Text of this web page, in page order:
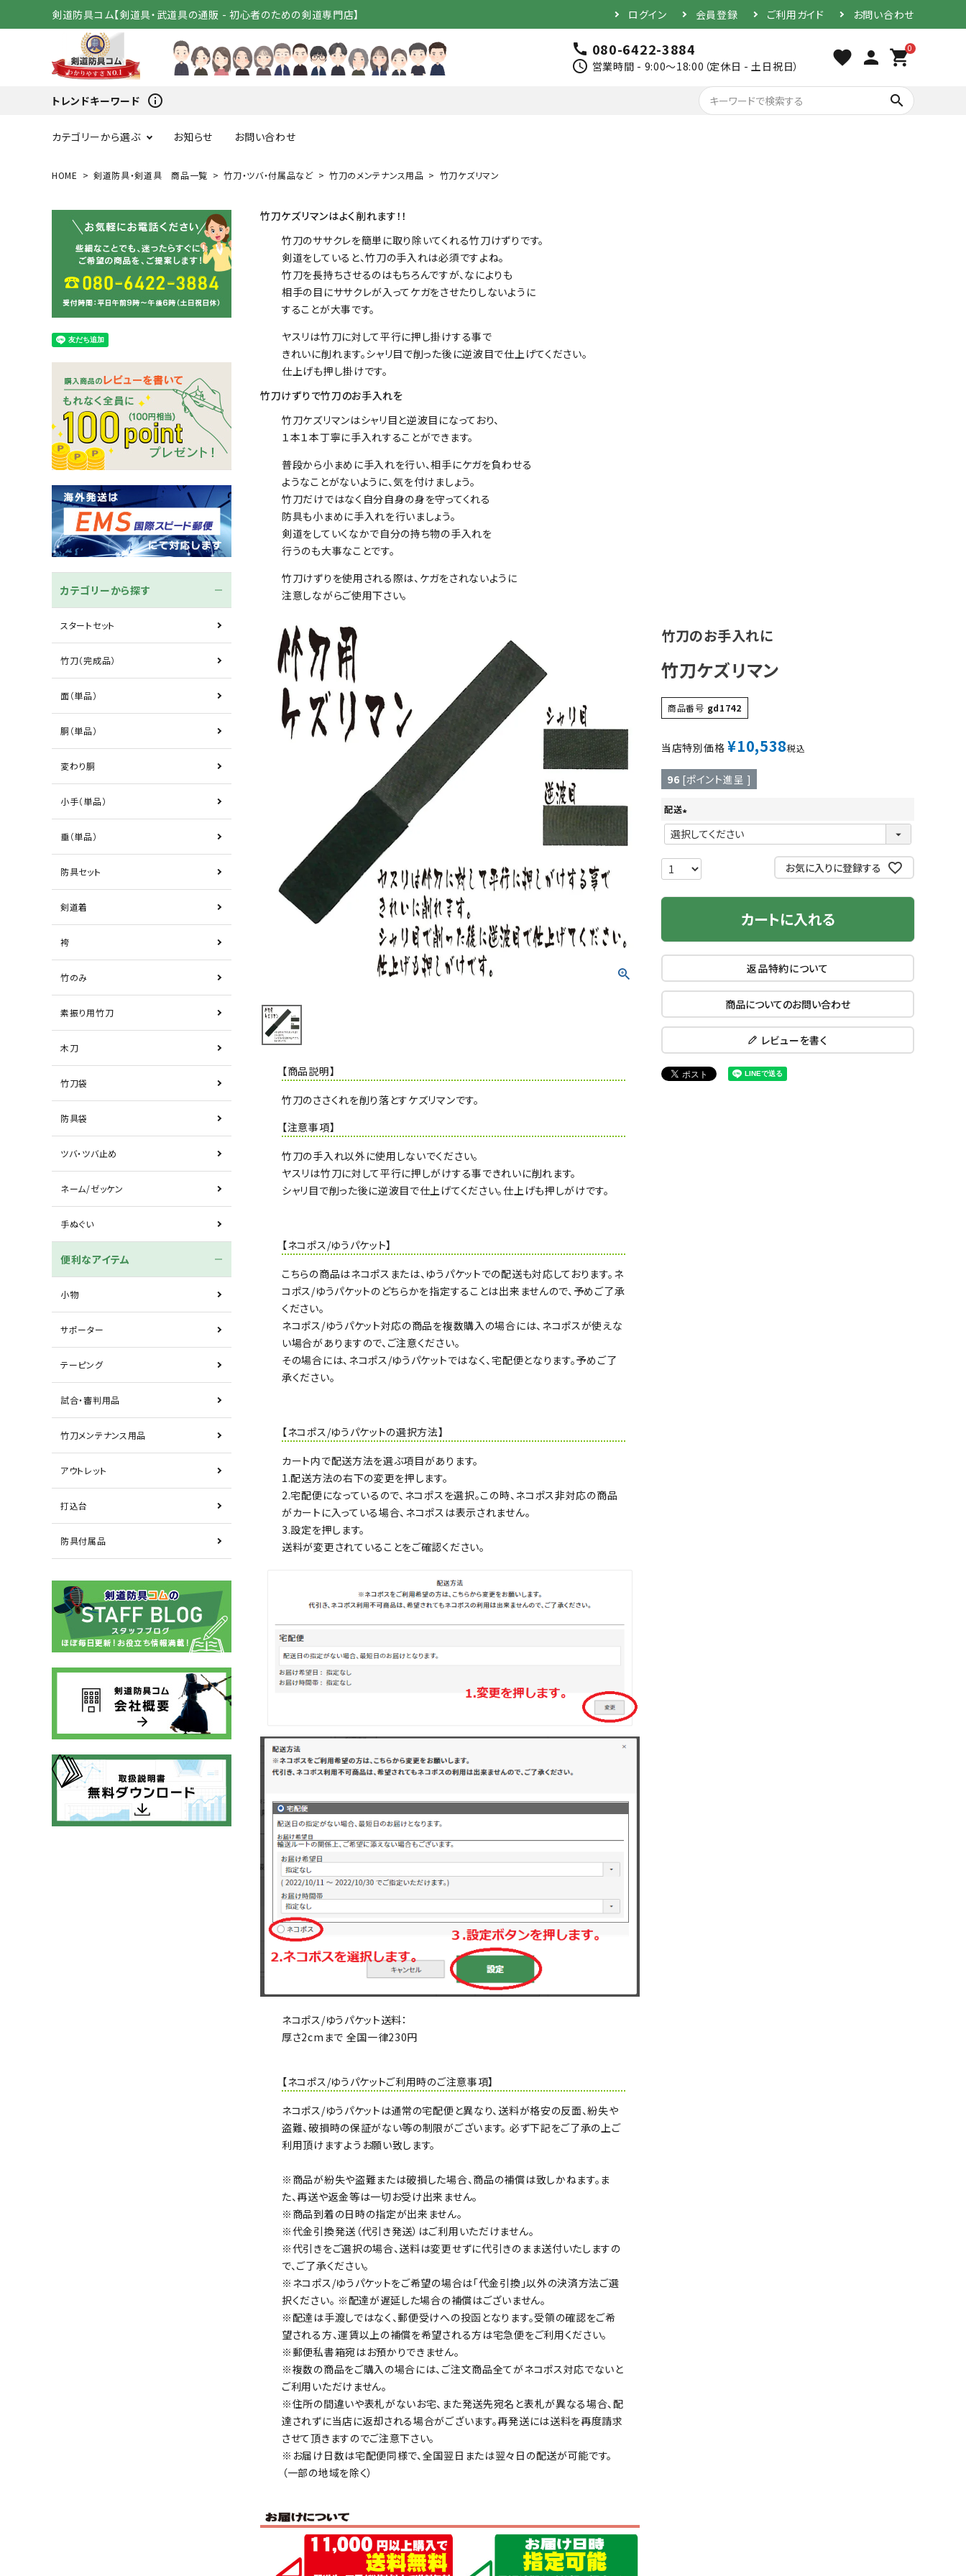
剣道防具コム【剣道具・武道具の通販 - 初心者のための剣道専門店】 ログイン 会員登録 ご利用ガイド お問い合わせ
call 080-6422-3884
schedule 営業時間 - 9:00～18:00（定休日 - 土日祝日） favorite person 0
shopping_cart
トレンドキーワード info_outline search
カテゴリーから選ぶ
変わり胴 小手（単品） 垂（単品）
剣道着 袴 竹のみ
ネーム/ゼッケン 手ぬぐい
お知らせ お問い合わせ
HOME 剣道防具・剣道具 商品一覧 竹刀・ツバ・付属品など 竹刀のメンテナンス用品 竹刀ケズリマン
カテゴリーから探す
スタートセット
竹刀（完成品）
面（単品）
胴（単品）
変わり胴
小手（単品）
垂（単品）
防具セット
剣道着
袴
竹のみ
素振り用竹刀
木刀
竹刀袋
防具袋
ツバ・ツバ止め
ネーム/ゼッケン
手ぬぐい
便利なアイテム
小物
サポーター
テーピング
試合・審判用品
竹刀メンテナンス用品
アウトレット
打込台
防具付属品
竹刀ケズリマンはよく削れます！！
竹刀のササクレを簡単に取り除いてくれる竹刀けずりです。
剣道をしていると、竹刀の手入れは必須ですよね。
竹刀を長持ちさせるのはもちろんですが、なによりも
相手の目にササクレが入ってケガをさせたりしないように
することが大事です。
ヤスリは竹刀に対して平行に押し掛けする事で
きれいに削れます。シャリ目で削った後に逆波目で仕上げてください。
仕上げも押し掛けです。
竹刀けずりで竹刀のお手入れを
竹刀ケズリマンはシャリ目と逆波目になっており、
１本１本丁寧に手入れすることができます。
普段から小まめに手入れを行い、相手にケガを負わせる
ようなことがないように、気を付けましょう。
竹刀だけではなく自分自身の身を守ってくれる
防具も小まめに手入れを行いましょう。
剣道をしていくなかで自分の持ち物の手入れを
行うのも大事なことです。
竹刀けずりを使用される際は、ケガをされないように
注意しながらご使用下さい。
【商品説明】
竹刀のささくれを削り落とすケズリマンです。
【注意事項】
竹刀の手入れ以外に使用しないでください。
ヤスリは竹刀に対して平行に押しがけする事できれいに削れます。
シャリ目で削った後に逆波目で仕上げてください。仕上げも押しがけです。
【ネコポス/ゆうパケット】
こちらの商品はネコポスまたは、ゆうパケットでの配送も対応しております。ネ
コポス/ゆうパケットのどちらかを指定することは出来ませんので、予めご了承
ください。
ネコポス/ゆうパケット対応の商品を複数購入の場合には、ネコポスが使えな
い場合がありますので、ご注意ください。
その場合には、ネコポス/ゆうパケットではなく、宅配便となります。予めご了
承ください。
【ネコポス/ゆうパケットの選択方法】
カート内で配送方法を選ぶ項目があります。
1.配送方法の右下の変更を押します。
2.宅配便になっているので、ネコポスを選択。この時、ネコポス非対応の商品
がカートに入っている場合、ネコポスは表示されません。
3.設定を押します。
送料が変更されていることをご確認ください。
ネコポス/ゆうパケット送料：
厚さ2cmまで 全国一律230円
【ネコポス/ゆうパケットご利用時のご注意事項】
ネコポス/ゆうパケットは通常の宅配便と異なり、送料が格安の反面、紛失や
盗難、破損時の保証がない等の制限がございます。 必ず下記をご了承の上ご
利用頂けますようお願い致します。
※商品が紛失や盗難または破損した場合、商品の補償は致しかねます。ま
た、再送や返金等は一切お受け出来ません。
※商品到着の日時の指定が出来ません。
※代金引換発送（代引き発送）はご利用いただけません。
※代引きをご選択の場合、送料は変更せずに代引きのまま送付いたしますの
で、ご了承ください。
※ネコポス/ゆうパケットをご希望の場合は「代金引換」以外の決済方法ご選
択ください。 ※配達が遅延した場合の補償はございません。
※配達は手渡しではなく、郵便受けへの投函となります。受領の確認をご希
望される方、運賃以上の補償を希望される方は宅急便をご利用ください。
※郵便私書箱宛はお預かりできません。
※複数の商品をご購入の場合には、ご注文商品全てがネコポス対応でないと
ご利用いただけません。
※住所の間違いや表札がないお宅、また発送先宛名と表札が異なる場合、配
達されずに当店に返却される場合がございます。再発送には送料を再度請求
させて頂きますのでご注意下さい。
※お届け日数は宅配便同様で、全国翌日または翌々日の配送が可能です。
（一部の地域を除く）
竹刀のお手入れに
竹刀ケズリマン
商品番号 gd1742
当店特別価格 ¥10,538税込
96 [ポイント進呈 ]
配送
(
必
)
お気に入りに登録する
カートに入れる
返品特約について
商品についてのお問い合わせ
レビューを書く